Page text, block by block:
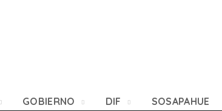
GOBIERNO DIF SOSAPAHUE